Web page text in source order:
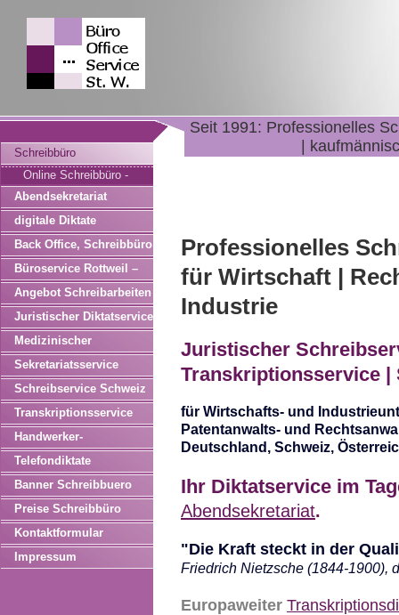
Seit 1991: Professionelles
|
Schreibbüro
Online Schreibbüro -
Stuttgart - Zürich -
München - Berlin -
Hamburg
Abendsekretariat
digitale Diktate
Back Office, Schreibbüro
| Wirtschaftsdetekteien,
Detektive
Büroservice Rottweil –
Tuttlingen – Bad
Dürrheim – Spaichingen
– Villingen-
Schwenningen, Balingen
Angebot Schreibarbeiten
Juristischer Diktatservice
Medizinischer
Diktatservice
Sekretariatsservice
Schreibservice Schweiz
Transkriptionsservice
Handwerker-
Schreibservice |
Briefverkehr |
Schreibkraft
Telefondiktate
Banner Schreibbuero
Preise Schreibbüro
Kontaktformular
Impressum
Professionelles
für Wirtschaft |
Industrie
Juristischer
Transkriptionsservice |
für Wirtschafts- und
Patentanwalts- und
Deutschland, Schweiz,
Ihr Diktatservice im
Abendsekretariat.
"Die Kraft steckt in der
Friedrich Nietzsche (1844-1900),
Europaweiter